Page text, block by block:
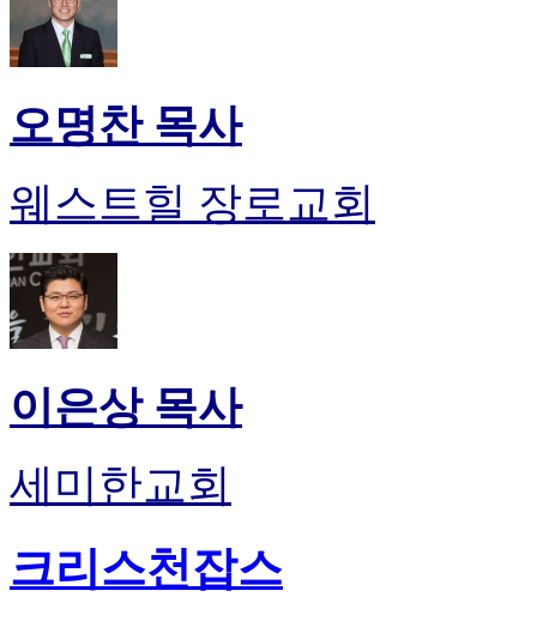
오명찬 목사
웨스트힐 장로교회
이은상 목사
세미한교회
크리스천잡스